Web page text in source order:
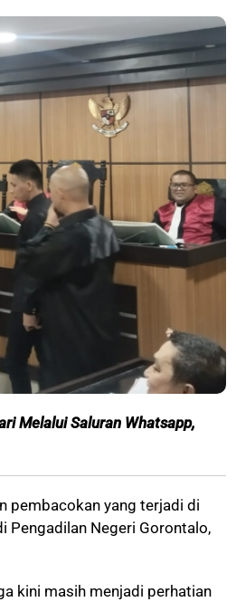
Melalui Saluran Whatsapp,
pembacokan yang terjadi di
Pengadilan Negeri Gorontalo,
kini masih menjadi perhatian